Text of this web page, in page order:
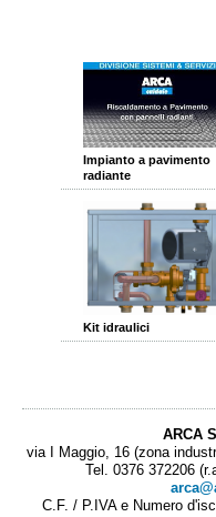
Impianto a pavimento
radiante
Kit idraulici
ARCA
via I Maggio, 16 (zona
Tel. 0376 372206
C.F. / P.IVA e Numero